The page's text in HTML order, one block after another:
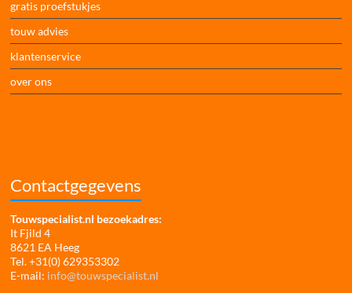
gratis proefstukjes
touw advies
klantenservice
over ons
Contactgegevens
Touwspecialist.nl bezoekadres:
It Fjild 4
8621 EA Heeg
Tel. +31(0) 629353302
E-mail: info@touwspecialist.nl